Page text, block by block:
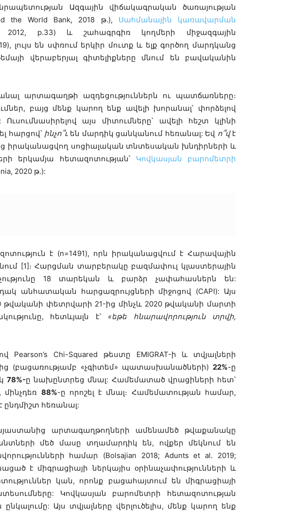
Ազգային վիճակագրական ծառայության
the World Bank, 2018 թ.), Սահմանային կառավարման
2012, p.33) և շահագրգիռ կողմերի միջազգային
լույս են սփռում երկիր մուտք և ելք գործող մարդկանց
վերաբերյալ գիտելիքները մնում են բավականին
արտագաղթի ազդեցություններն ու պատճառները։
բայց մենք կարող ենք ավելի խորանալ՝ փորձելով
Ուսումնասիրելով այս միտումները՝ ավելի հեշտ կլինի
հարցով՝ ինչո՞ւ են մարդիկ ցանկանում հեռանալ: Եվ ո՞վ է
իրականացվող սոցիալական տնտեսական խնդիրների և
երկամյա հետազոտության՝ Կովկասյան բարոմետրի
2020 թ.):
է (n=1491), որն իրականացվում է Հարավային
[1]։ Հարցման տարբերակը բազմափուլ կլաստերային
18 տարեկան և բարձր չափահասներն են:
անհատական հարցազրույցների միջոցով (CAPI): Այս
թվականի փետրվարի 21-ից մինչև 2020 թվականի մարտի
հետևյալն է՝ «եթե հնարավորություն տրվի,
Pearson’s Chi-Squared թեստը EMIGRAT-ի և տվյալների
(բացառությամբ «չգիտեմ» պատասխանածների) 22%-ը
78%-ը նախընտրեց մնալ: Համեմատած վրացիների հետ՝
88%-ը որոշել է մնալ։ Համեմատության համար,
հեռանալ:
արտագաղթողների ամենամեծ թվաքանակը
մեծ մասը տղամարդիկ են, ովքեր մեկնում են
համար (Bolsajian 2018; Adunts et al. 2019;
է միգրացիայի ներկայիս օրինաչափությունների և
կան, որոնք բացահայտում են միգրացիայի
Կովկասյան բարոմետրի հետազոտության
Այս տվյալները վերլուծելիս, մենք կարող ենք